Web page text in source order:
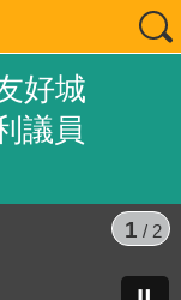
好城
議員
1 / 2